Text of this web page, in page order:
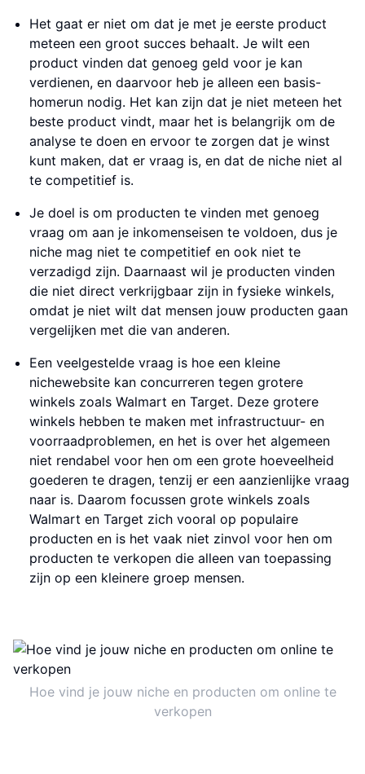
Het gaat er niet om dat je met je eerste product
meteen een groot succes behaalt. Je wilt een
product vinden dat genoeg geld voor je kan
verdienen, en daarvoor heb je alleen een basis-
homerun nodig. Het kan zijn dat je niet meteen het
beste product vindt, maar het is belangrijk om de
analyse te doen en ervoor te zorgen dat je winst
kunt maken, dat er vraag is, en dat de niche niet al
te competitief is.
Je doel is om producten te vinden met genoeg
vraag om aan je inkomenseisen te voldoen, dus je
niche mag niet te competitief en ook niet te
verzadigd zijn. Daarnaast wil je producten vinden
die niet direct verkrijgbaar zijn in fysieke winkels,
omdat je niet wilt dat mensen jouw producten gaan
vergelijken met die van anderen.
Een veelgestelde vraag is hoe een kleine
nichewebsite kan concurreren tegen grotere
winkels zoals Walmart en Target. Deze grotere
winkels hebben te maken met infrastructuur- en
voorraadproblemen, en het is over het algemeen
niet rendabel voor hen om een grote hoeveelheid
goederen te dragen, tenzij er een aanzienlijke vraag
naar is. Daarom focussen grote winkels zoals
Walmart en Target zich vooral op populaire
producten en is het vaak niet zinvol voor hen om
producten te verkopen die alleen van toepassing
zijn op een kleinere groep mensen.
Hoe vind je jouw niche en producten om online te
verkopen